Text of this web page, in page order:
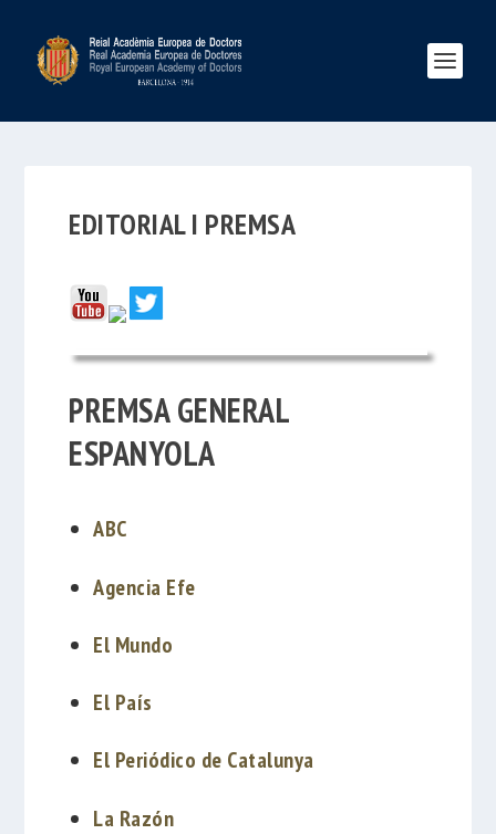
EDITORIAL I PREMSA
PREMSA GENERAL
ESPANYOLA
ABC
Agencia Efe
El Mundo
El País
El Periódico de Catalunya
La Razón